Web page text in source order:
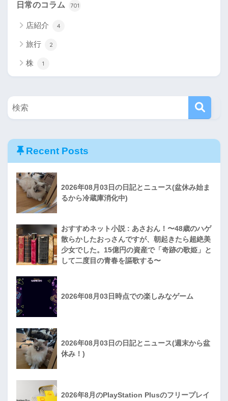
日常のコラム 701
店紹介 4
旅行 2
株 1
Recent Posts
2026年08月03日の日記とニュース(盆休み始ま
るから冷蔵庫消化中)
おすすめネット小説 : あさおん！〜48歳のハゲ
散らかしたおっさんですが、朝起きたら超絶美
少女でした。15億円の資産で「奇跡の歌姫」と
して二度目の青春を謳歌する〜
2026年08月03日時点での楽しみなゲーム
2026年08月03日の日記とニュース(週末から盆
休み！)
2026年8月のPlayStation Plusのフリープレイ